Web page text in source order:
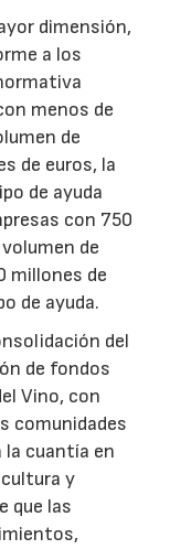
dimensión,
a los
menos de
de
de euros, la
de ayuda
con 750
de
millones de
de ayuda.
del
de fondos
Vino, con
comunidades
la cuantía en
y
que las